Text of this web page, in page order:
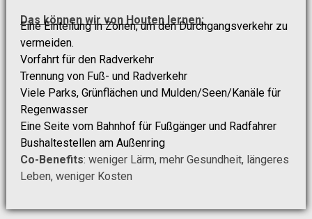
Das können wir von Houten lernen:
Eine Einteilung in Zonen, um den Durchgangsverkehr zu
vermeiden.
Vorfahrt für den Radverkehr
Trennung von Fuß- und Radverkehr
Viele Parks, Grünflächen und Mulden/Seen/Kanäle für
Regenwasser
Eine Seite vom Bahnhof für Fußgänger und Radfahrer
Bushaltestellen am Außenring
Co-Benefits: weniger Lärm, mehr Gesundheit, längeres
Leben, weniger Kosten